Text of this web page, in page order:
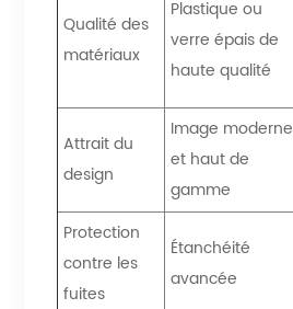
Qualité des
matériaux
Plastique ou
verre épais de
haute qualité
Attrait du
design
Image moderne
et haut de
gamme
Protection
contre les
fuites
Étanchéité
avancée